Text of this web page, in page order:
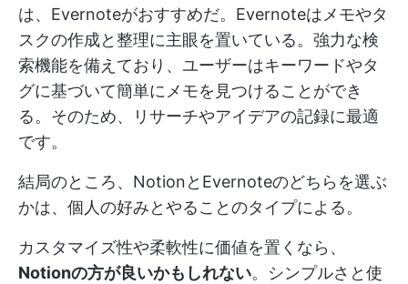
は、Evernoteがおすすめだ。Evernoteはメモやタ
スクの作成と整理に主眼を置いている。強力な検
索機能を備えており、ユーザーはキーワードやタ
グに基づいて簡単にメモを見つけることができ
る。そのため、リサーチやアイデアの記録に最適
です。
結局のところ、NotionとEvernoteのどちらを選ぶ
かは、個人の好みとやることのタイプによる。
カスタマイズ性や柔軟性に価値を置くなら、
Notionの方が良いかもしれない。シンプルさと使